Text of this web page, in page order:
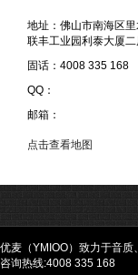
地址：佛山市南海区
联丰工业园利泰大厦
固话：4008 335 168
QQ：
邮箱：
点击查看地图
优麦（YMIOO）致力于音
咨询热线:4008 335 168